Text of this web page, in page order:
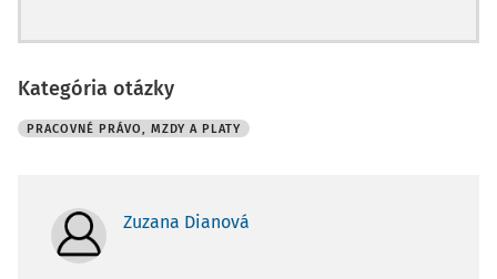
Kategória otázky
PRACOVNÉ PRÁVO, MZDY A PLATY
Zuzana Dianová